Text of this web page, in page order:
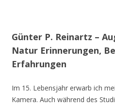
Günter P. Reinartz –
Natur Erinnerungen,
Erfahrungen
Im 15. Lebensjahr erwarb ich
Kamera. Auch während des